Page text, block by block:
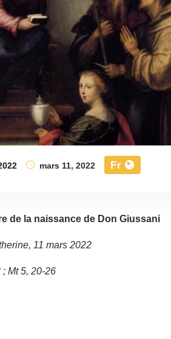
mars 11, 2022 Fr
de la naissance de Don Giussani
11 mars 2022
Mt 5, 20-26